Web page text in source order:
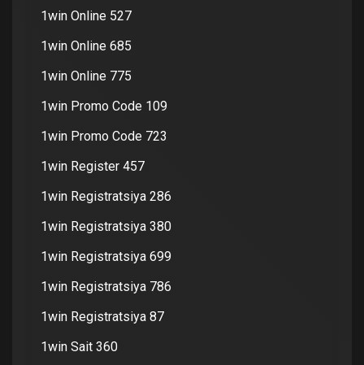
1win Online 527
1win Online 685
1win Online 775
1win Promo Code 109
1win Promo Code 723
1win Register 457
1win Registratsiya 286
1win Registratsiya 380
1win Registratsiya 699
1win Registratsiya 786
1win Registratsiya 87
1win Sait 360